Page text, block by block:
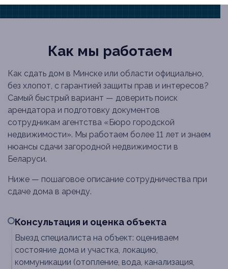
Как мы работаем
Как сдать дом в Минске или области официально,
без хлопот, с гарантией защиты прав и интересов?
Самый быстрый вариант — доверить поиск
арендатора и подготовку документов
сотрудникам агентства «Бюро городской
недвижимости». Мы работаем более 11 лет и знаем
нюансы сдачи загородной недвижимости в
Беларуси.
Ниже — пошаговое описание сотрудничества при
сдаче дома в аренду.
Консультация и оценка объекта
Выезд специалиста на объект: оцениваем
состояние дома и участка, локацию,
коммуникации (отопление, вода, канализация,